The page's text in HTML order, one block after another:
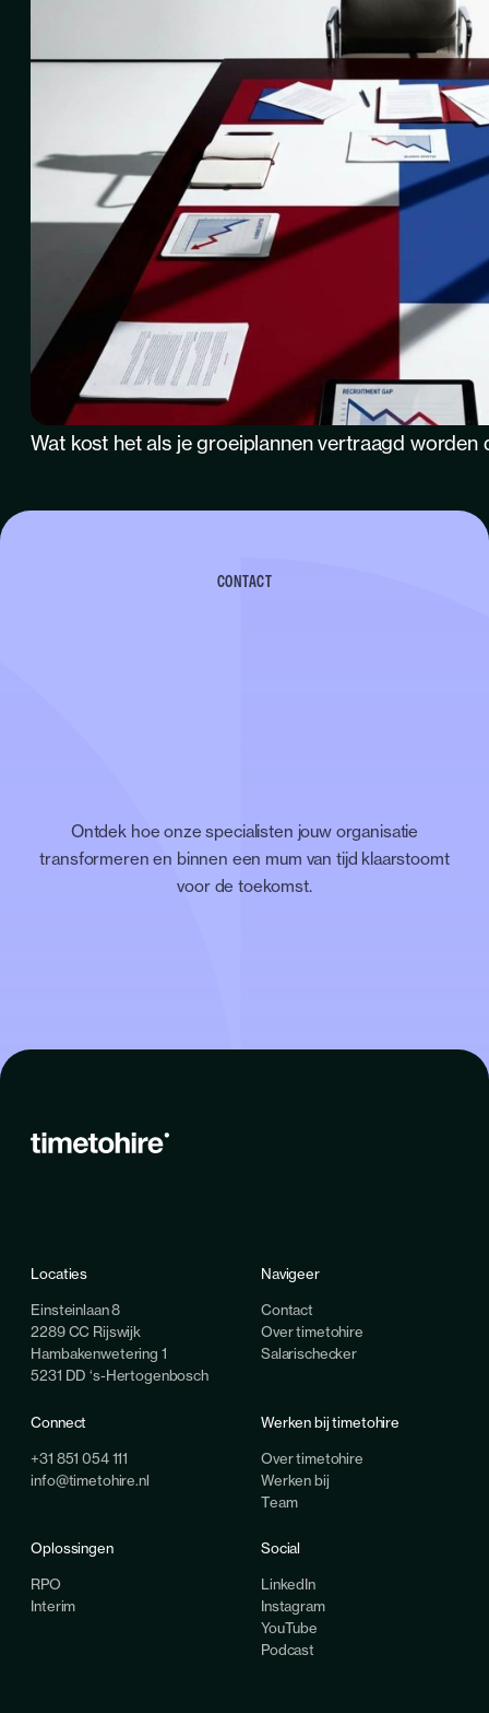
Wat kost het als je groeiplannen vertraagd worden
CONTACT
Ontdek hoe onze specialisten jouw organisatie
transformeren en binnen een mum van tijd klaarstoomt
voor de toekomst.
Locaties
Einsteinlaan 8
2289 CC Rijswijk
Hambakenwetering 1
5231 DD ‘s-Hertogenbosch
Navigeer
Contact
Over timetohire
Salarischecker
Connect
+31 851 054 111
info@timetohire.nl
Werken bij timetohire
Over timetohire
Werken bij
Team
Oplossingen
RPO
Interim
Social
LinkedIn
Instagram
YouTube
Podcast